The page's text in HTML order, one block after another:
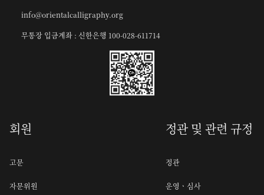
info@orientalcalligraphy.org
무통장 입금계좌 : 신한은행 100-028-611714
회원
고문
자문위원
정관 및 관련 규정
정관
운영ㆍ심사